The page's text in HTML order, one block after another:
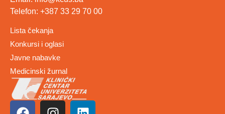
Telefon: +387 33 29 70 00
Lista čekanja
Konkursi i oglasi
Javne nabavke
Medicinski žurnal